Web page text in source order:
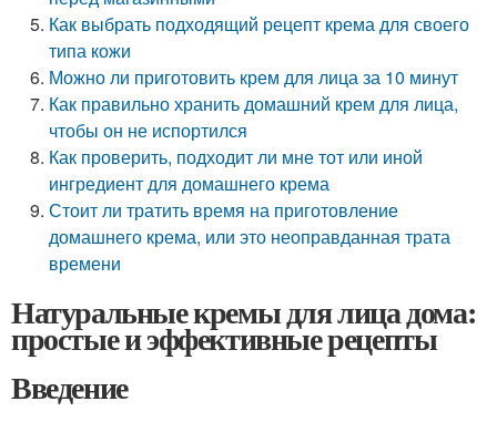
Как выбрать подходящий рецепт крема для своего
типа кожи
Можно ли приготовить крем для лица за 10 минут
Как правильно хранить домашний крем для лица,
чтобы он не испортился
Как проверить, подходит ли мне тот или иной
ингредиент для домашнего крема
Стоит ли тратить время на приготовление
домашнего крема, или это неоправданная трата
времени
Натуральные кремы для лица дома:
простые и эффективные рецепты
Введение